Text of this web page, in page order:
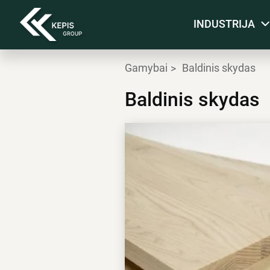
INDUSTRIJA
Gamybai Baldinis skydas
Baldinis skydas